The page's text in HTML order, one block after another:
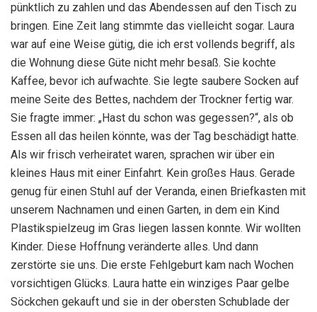
pünktlich zu zahlen und das Abendessen auf den Tisch zu
bringen. Eine Zeit lang stimmte das vielleicht sogar. Laura
war auf eine Weise gütig, die ich erst vollends begriff, als
die Wohnung diese Güte nicht mehr besaß. Sie kochte
Kaffee, bevor ich aufwachte. Sie legte saubere Socken auf
meine Seite des Bettes, nachdem der Trockner fertig war.
Sie fragte immer: „Hast du schon was gegessen?“, als ob
Essen all das heilen könnte, was der Tag beschädigt hatte.
Als wir frisch verheiratet waren, sprachen wir über ein
kleines Haus mit einer Einfahrt. Kein großes Haus. Gerade
genug für einen Stuhl auf der Veranda, einen Briefkasten mit
unserem Nachnamen und einen Garten, in dem ein Kind
Plastikspielzeug im Gras liegen lassen konnte. Wir wollten
Kinder. Diese Hoffnung veränderte alles. Und dann
zerstörte sie uns. Die erste Fehlgeburt kam nach Wochen
vorsichtigen Glücks. Laura hatte ein winziges Paar gelbe
Söckchen gekauft und sie in der obersten Schublade der